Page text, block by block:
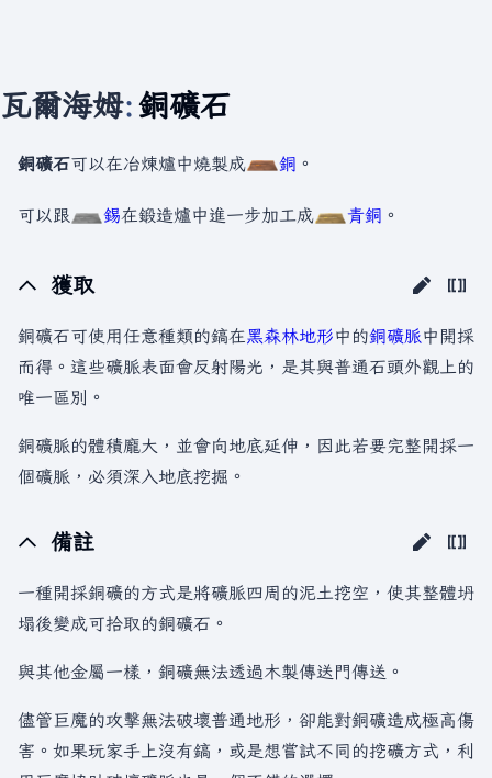
瓦爾海姆:銅礦石
銅礦石可以在冶煉爐中燒製成 銅 。
可以跟 錫在鍛造爐中進一步加工成 青銅 。
獲取
銅礦石可使用任意種類的鎬在黑森林地形中的銅礦脈中開採
而得。這些礦脈表面會反射陽光，是其與普通石頭外觀上的
唯一區別。
銅礦脈的體積龐大，並會向地底延伸，因此若要完整開採一
個礦脈，必須深入地底挖掘。
備註
一種開採銅礦的方式是將礦脈四周的泥土挖空，使其整體坍
塌後變成可拾取的銅礦石。
與其他金屬一樣，銅礦無法透過木製傳送門傳送。
儘管巨魔的攻擊無法破壞普通地形，卻能對銅礦造成極高傷
害。如果玩家手上沒有鎬，或是想嘗試不同的挖礦方式，利